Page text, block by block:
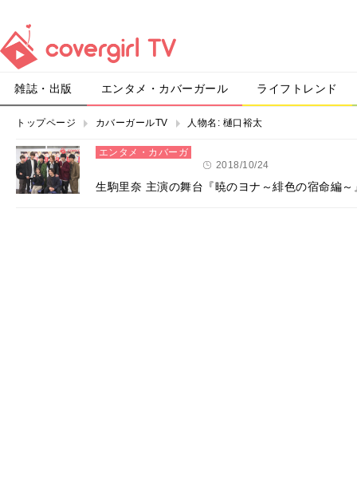
雑誌・出版 エンタメ・カバーガール ライフトレンド
トップページ カバーガールTV 人物名: 樋口裕太
エンタメ・カバーガ
2018/10/24
生駒里奈 主演の舞台『暁のヨナ～緋色の宿命編